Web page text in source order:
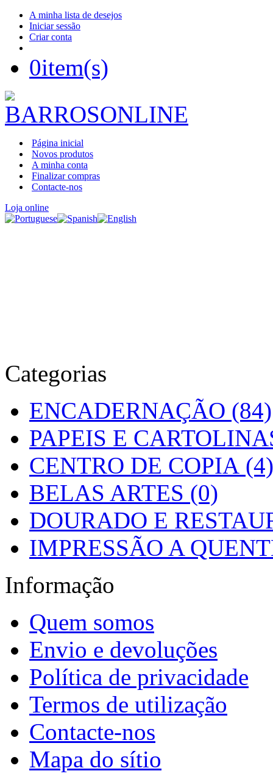
A minha lista de desejos
Iniciar sessão
Criar conta
0item(s)
Página inicial
Novos produtos
A minha conta
Finalizar compras
Contacte-nos
Loja online
Categorias
ENCADERNAÇÃO (84)
PAPEIS E
CENTRO DE COPIA (4)
BELAS ARTES (0)
DOURADO E
IMPRESSÃO A
Informação
Quem somos
Envio e devoluções
Política de privacidade
Termos de utilização
Contacte-nos
Mapa do sítio